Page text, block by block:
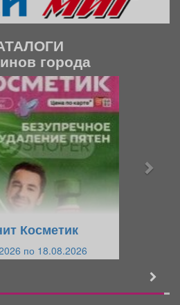
города
Косметик
по 18.08.2026